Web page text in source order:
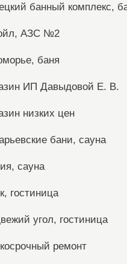
банный комплекс,
АЗС №2
баня
ИП Давыдовой Е. В.
низких цен
бани, сауна
сауна
гостиница
угол, гостиница
ремонт